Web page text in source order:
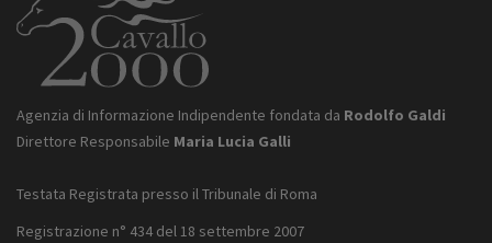
Agenzia di Informazione Indipendente fondata da Rodolfo Galdi
Direttore Responsabile Maria Lucia Galli
Testata Registrata presso il Tribunale di Roma
Registrazione n° 434 del 18 settembre 2007